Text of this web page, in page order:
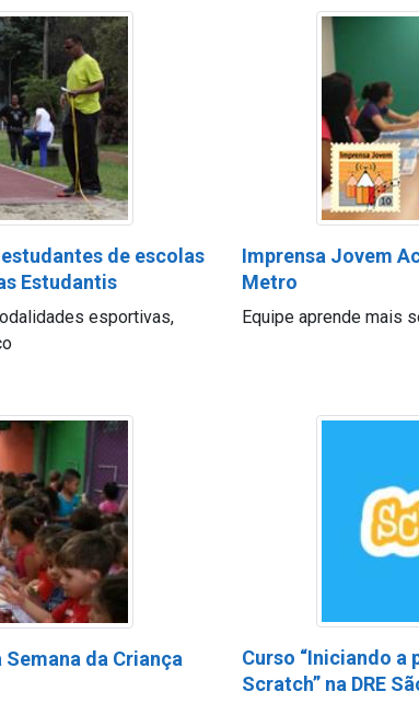
de escolas
Estudantis
esportivas,
Imprensa Jovem
Metro
Equipe aprende mais
da Criança
Curso “Iniciando a
Scratch” na DRE